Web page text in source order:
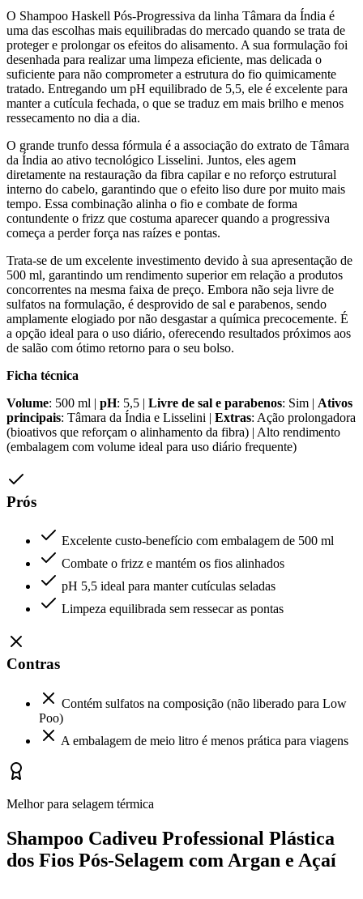
O Shampoo Haskell Pós-Progressiva da linha Tâmara da Índia é
uma das escolhas mais equilibradas do mercado quando se trata de
proteger e prolongar os efeitos do alisamento. A sua formulação foi
desenhada para realizar uma limpeza eficiente, mas delicada o
suficiente para não comprometer a estrutura do fio quimicamente
tratado. Entregando um pH equilibrado de 5,5, ele é excelente para
manter a cutícula fechada, o que se traduz em mais brilho e menos
ressecamento no dia a dia.
O grande trunfo dessa fórmula é a associação do extrato de Tâmara
da Índia ao ativo tecnológico Lisselini. Juntos, eles agem
diretamente na restauração da fibra capilar e no reforço estrutural
interno do cabelo, garantindo que o efeito liso dure por muito mais
tempo. Essa combinação alinha o fio e combate de forma
contundente o frizz que costuma aparecer quando a progressiva
começa a perder força nas raízes e pontas.
Trata-se de um excelente investimento devido à sua apresentação de
500 ml, garantindo um rendimento superior em relação a produtos
concorrentes na mesma faixa de preço. Embora não seja livre de
sulfatos na formulação, é desprovido de sal e parabenos, sendo
amplamente elogiado por não desgastar a química precocemente. É
a opção ideal para o uso diário, oferecendo resultados próximos aos
de salão com ótimo retorno para o seu bolso.
Ficha técnica
Volume: 500 ml | pH: 5,5 | Livre de sal e parabenos: Sim | Ativos
principais: Tâmara da Índia e Lisselini | Extras: Ação prolongadora
(bioativos que reforçam o alinhamento da fibra) | Alto rendimento
(embalagem com volume ideal para uso diário frequente)
Prós
Excelente custo-benefício com embalagem de 500 ml
Combate o frizz e mantém os fios alinhados
pH 5,5 ideal para manter cutículas seladas
Limpeza equilibrada sem ressecar as pontas
Contras
Contém sulfatos na composição (não liberado para Low
Poo)
A embalagem de meio litro é menos prática para viagens
Melhor para selagem térmica
Shampoo Cadiveu Professional Plástica
dos Fios Pós-Selagem com Argan e Açaí